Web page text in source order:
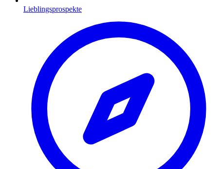
Lieblingsprospekte